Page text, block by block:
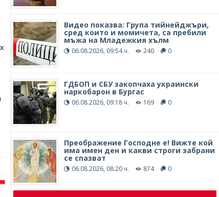
Видео показва: Група тийнейджъри,
сред които и момичета, са пребили
мъжа на Младежкия хълм
06.08.2026, 09:54 ч. 240 0
ГДБОП и СБУ закопчаха украински
наркобарон в Бургас
06.08.2026, 09:18 ч. 169 0
Преображение Господне е! Вижте кой
има имен ден и какви строги забрани
се спазват
06.08.2026, 08:20 ч. 874 0